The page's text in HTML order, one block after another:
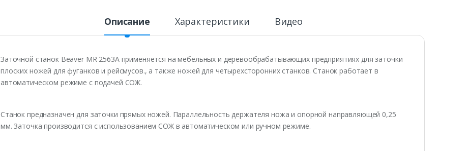
Описание Характеристики Видео
Заточной станок Beaver MR 2563A применяется на мебельных и деревообрабатывающих предприятиях для заточки
плоских ножей для фуганков и рейсмусов., а также ножей для четырехсторонних станков. Станок работает в
автоматическом режиме с подачей СОЖ.
Станок предназначен для заточки прямых ножей. Параллельность держателя ножа и опорной направляющей 0,25
мм. Заточка производится с использованием СОЖ в автоматическом или ручном режиме.